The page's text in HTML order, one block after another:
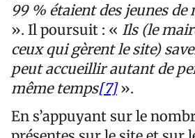
99 % étaient des jeunes de
». Il poursuit : « Ils (le
ceux qui gèrent le site)
peut accueillir autant de
même temps[7]».
En s’appuyant sur le